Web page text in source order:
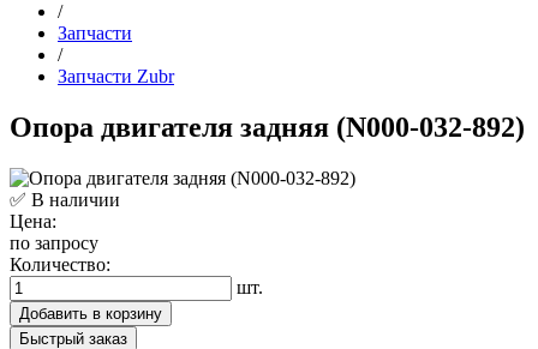
/
Запчасти
/
Запчасти Zubr
Опора двигателя задняя (N000-032-892)
✅ В наличии
Цена:
по запросу
Количество:
шт.
Добавить в корзину
Быстрый заказ